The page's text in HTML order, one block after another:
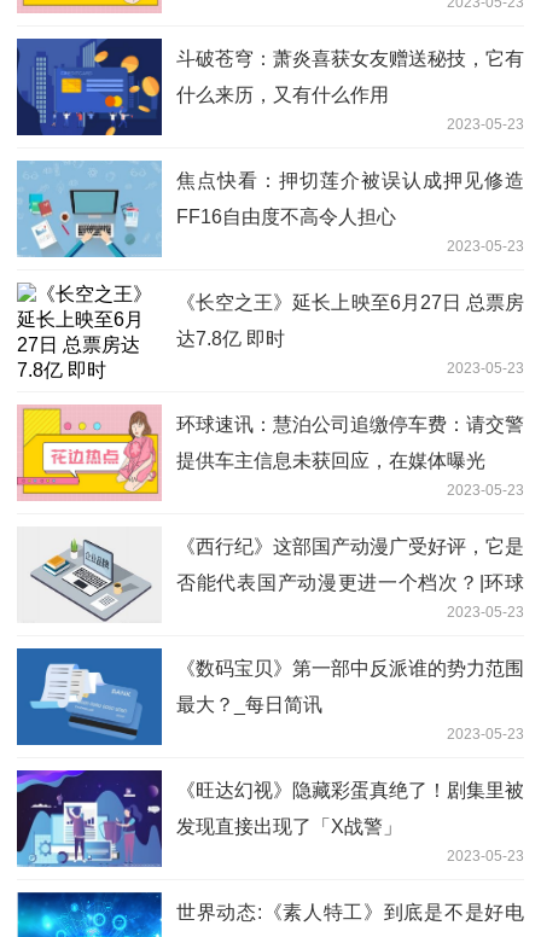
斗破苍穹：萧炎喜获女友赠送秘技，它有
什么来历，又有什么作用
2023-05-23
焦点快看：押切莲介被误认成押见修造
FF16自由度不高令人担心
2023-05-23
《长空之王》延长上映至6月27日 总票房
达7.8亿 即时
2023-05-23
环球速讯：慧泊公司追缴停车费：请交警
提供车主信息未获回应，在媒体曝光
2023-05-23
《西行纪》这部国产动漫广受好评，它是
否能代表国产动漫更进一个档次？|环球
2023-05-23
《数码宝贝》第一部中反派谁的势力范围
最大？_每日简讯
2023-05-23
《旺达幻视》隐藏彩蛋真绝了！剧集里被
发现直接出现了「X战警」
2023-05-23
世界动态:《素人特工》到底是不是好电